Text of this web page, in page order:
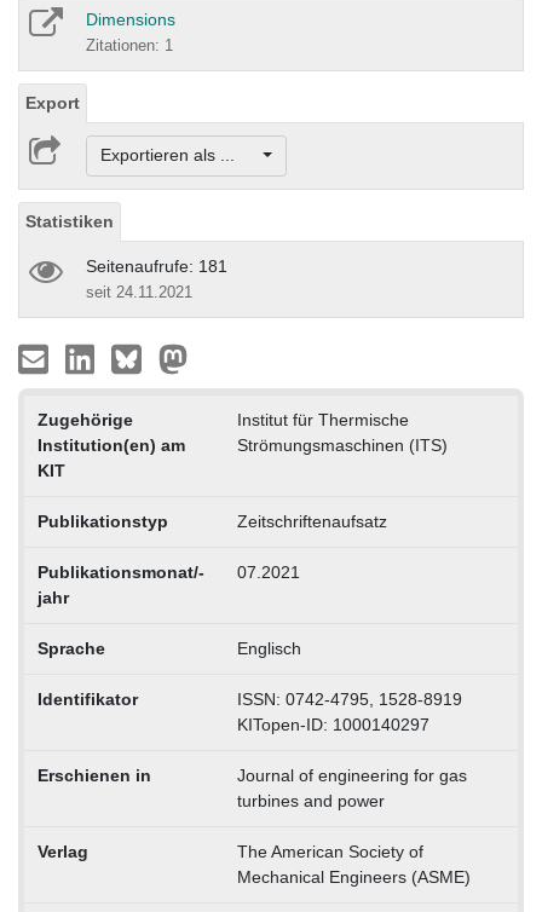
Dimensions
Zitationen: 1
Export
Exportieren als ...
Statistiken
Seitenaufrufe: 181
seit 24.11.2021
Zugehörige
Institution(en) am
KIT
Institut für Thermische
Strömungsmaschinen (ITS)
Publikationstyp Zeitschriftenaufsatz
Publikationsmonat/-
jahr
07.2021
Sprache Englisch
Identifikator
ISSN: 0742-4795, 1528-8919
KITopen-ID: 1000140297
Erschienen in
Journal of engineering for gas
turbines and power
Verlag
The American Society of
Mechanical Engineers (ASME)